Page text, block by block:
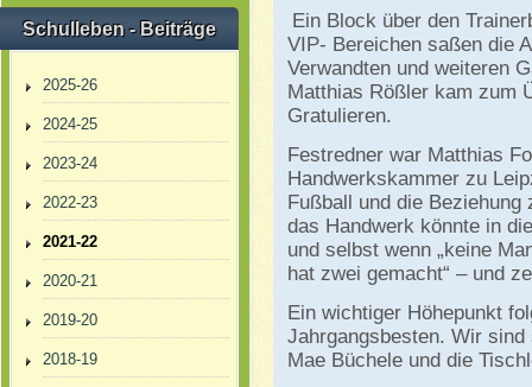
Schulleben - Beiträge
2025-26
2024-25
2023-24
2022-23
2021-22
2020-21
2019-20
2018-19
Ein Block über den
VIP- Bereichen saßen die
Verwandten und weiteren
Matthias Rößler kam zum
Gratulieren.
Festredner war Matthias
Handwerkskammer zu
Fußball und die
das Handwerk könnte in
und selbst wenn „keine
hat zwei gemacht“ – und
Ein wichtiger Höhepunkt
Jahrgangsbesten. Wir
Mae Büchele und die